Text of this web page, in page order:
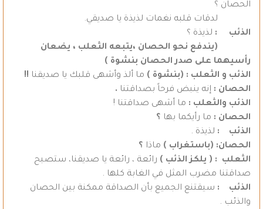
الحصان ؟
لدقات قلبه نغمات لذيذة يا صديقي.
الذئب : لذيذة ؟
(يندفع نحو الحصان ،يتبعه الثعلب ، يضعان
رأسيهما على صدر الحصان بنشوة )
الذئب و الثعلب : (بنشوة ) ما ألذ وأشهى قلبك يا صديقنا !!
الحصان : إنه ينبض فرحاً بصداقتنا .
الذئب والثعلب : ما أشهى صداقتنا !
الحصان : ما رأيكما بها ؟
الذئب : لذيذة .
الحصان: (باستغراب ) ماذا ؟
الثعلب : ( يلكز الذئب ) رائعة ، رائعة يا صديقنا، ستصبح
صداقتنا مضرب المثل في الغابة كلها .
الذئب : سيقتنع الجميع بأن الصداقة ممكنة بين الحصان
والذئب .